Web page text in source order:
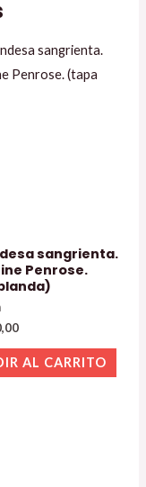
sangrienta.
Penrose.
AL CARRITO